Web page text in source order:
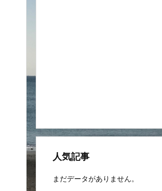
人気記事
まだデータがありません。